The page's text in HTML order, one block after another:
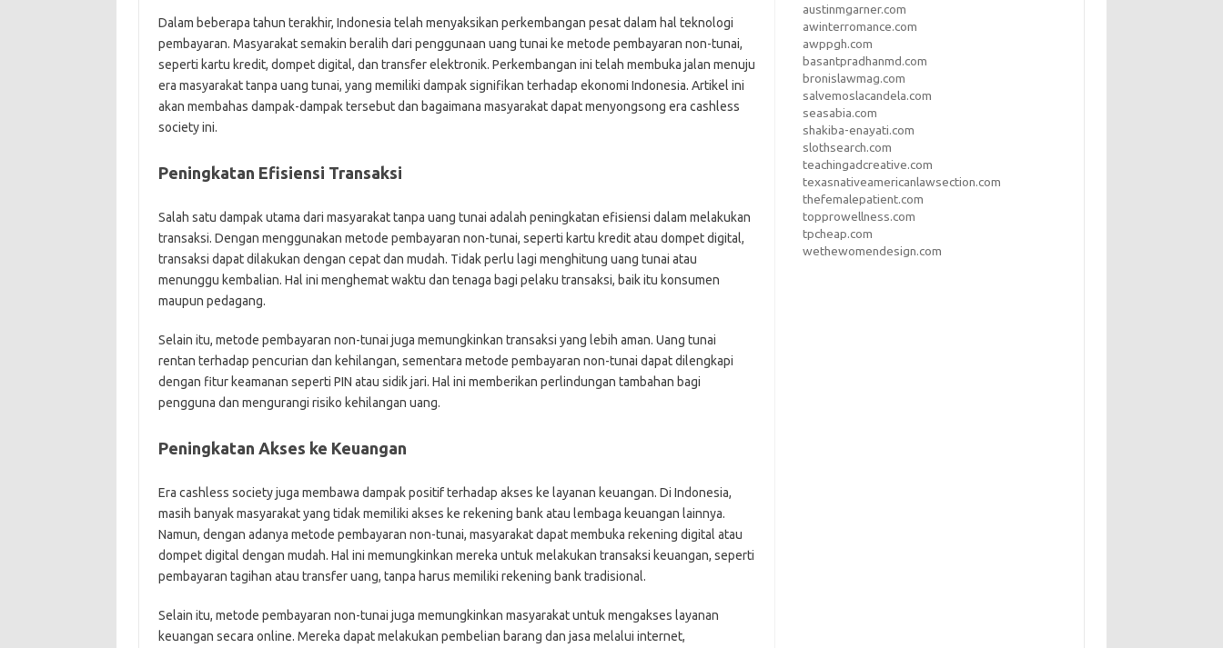
Dalam beberapa tahun terakhir, Indonesia telah menyaksikan perkembangan pesat dalam hal teknologi
pembayaran. Masyarakat semakin beralih dari penggunaan uang tunai ke metode pembayaran non-tunai,
seperti kartu kredit, dompet digital, dan transfer elektronik. Perkembangan ini telah membuka jalan menuju
era masyarakat tanpa uang tunai, yang memiliki dampak signifikan terhadap ekonomi Indonesia. Artikel ini
akan membahas dampak-dampak tersebut dan bagaimana masyarakat dapat menyongsong era cashless
society ini.
Peningkatan Efisiensi Transaksi
Salah satu dampak utama dari masyarakat tanpa uang tunai adalah peningkatan efisiensi dalam melakukan
transaksi. Dengan menggunakan metode pembayaran non-tunai, seperti kartu kredit atau dompet digital,
transaksi dapat dilakukan dengan cepat dan mudah. Tidak perlu lagi menghitung uang tunai atau
menunggu kembalian. Hal ini menghemat waktu dan tenaga bagi pelaku transaksi, baik itu konsumen
maupun pedagang.
Selain itu, metode pembayaran non-tunai juga memungkinkan transaksi yang lebih aman. Uang tunai
rentan terhadap pencurian dan kehilangan, sementara metode pembayaran non-tunai dapat dilengkapi
dengan fitur keamanan seperti PIN atau sidik jari. Hal ini memberikan perlindungan tambahan bagi
pengguna dan mengurangi risiko kehilangan uang.
Peningkatan Akses ke Keuangan
Era cashless society juga membawa dampak positif terhadap akses ke layanan keuangan. Di Indonesia,
masih banyak masyarakat yang tidak memiliki akses ke rekening bank atau lembaga keuangan lainnya.
Namun, dengan adanya metode pembayaran non-tunai, masyarakat dapat membuka rekening digital atau
dompet digital dengan mudah. Hal ini memungkinkan mereka untuk melakukan transaksi keuangan, seperti
pembayaran tagihan atau transfer uang, tanpa harus memiliki rekening bank tradisional.
Selain itu, metode pembayaran non-tunai juga memungkinkan masyarakat untuk mengakses layanan
keuangan secara online. Mereka dapat melakukan pembelian barang dan jasa melalui internet,
austinmgarner.com
awinterromance.com
awppgh.com
basantpradhanmd.com
bronislawmag.com
salvemoslacandela.com
seasabia.com
shakiba-enayati.com
slothsearch.com
teachingadcreative.com
texasnativeamericanlawsection.com
thefemalepatient.com
topprowellness.com
tpcheap.com
wethewomendesign.com